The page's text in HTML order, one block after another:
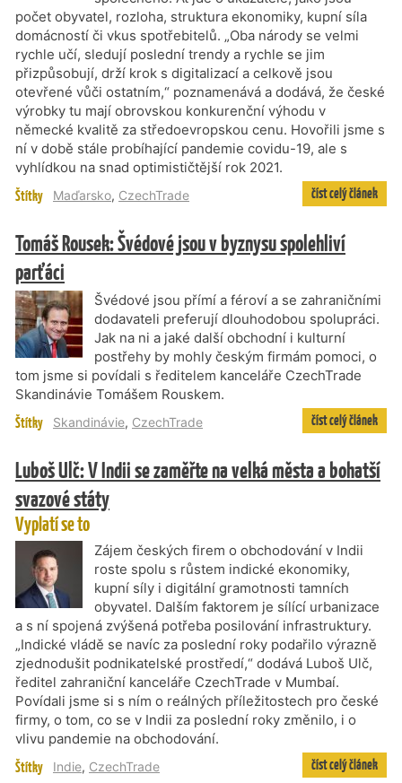
počet obyvatel, rozloha, struktura ekonomiky, kupní síla
domácností či vkus spotřebitelů. „Oba národy se velmi
rychle učí, sledují poslední trendy a rychle se jim
přizpůsobují, drží krok s digitalizací a celkově jsou
otevřené vůči ostatním,“ poznamenává a dodává, že české
výrobky tu mají obrovskou konkurenční výhodu v
německé kvalitě za středoevropskou cenu. Hovořili jsme s
ní v době stále probíhající pandemie covidu-19, ale s
vyhlídkou na snad optimističtější rok 2021.
Štítky Maďarsko, CzechTrade číst celý článek
Tomáš Rousek: Švédové jsou v byznysu spolehliví
parťáci
Švédové jsou přímí a féroví a se zahraničními
dodavateli preferují dlouhodobou spolupráci.
Jak na ni a jaké další obchodní i kulturní
postřehy by mohly českým firmám pomoci, o
tom jsme si povídali s ředitelem kanceláře CzechTrade
Skandinávie Tomášem Rouskem.
Štítky Skandinávie, CzechTrade číst celý článek
Luboš Ulč: V Indii se zaměřte na velká města a bohatší
svazové státy
Vyplatí se to
Zájem českých firem o obchodování v Indii
roste spolu s růstem indické ekonomiky,
kupní síly i digitální gramotnosti tamních
obyvatel. Dalším faktorem je sílící urbanizace
a s ní spojená zvýšená potřeba posilování infrastruktury.
„Indické vládě se navíc za poslední roky podařilo výrazně
zjednodušit podnikatelské prostředí,“ dodává Luboš Ulč,
ředitel zahraniční kanceláře CzechTrade v Mumbaí.
Povídali jsme si s ním o reálných příležitostech pro české
firmy, o tom, co se v Indii za poslední roky změnilo, i o
vlivu pandemie na obchodování.
Štítky Indie, CzechTrade číst celý článek